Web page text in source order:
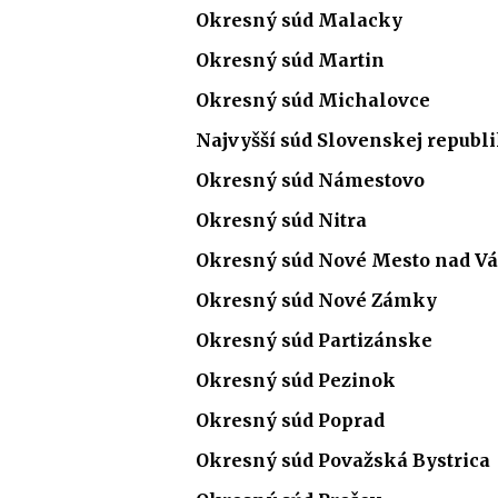
Okresný súd Malacky
Okresný súd Martin
Okresný súd Michalovce
Najvyšší súd Slovenskej
Okresný súd Námestovo
Okresný súd Nitra
Okresný súd Nové Mesto nad
Okresný súd Nové Zámky
Okresný súd Partizánske
Okresný súd Pezinok
Okresný súd Poprad
Okresný súd Považská Bystrica